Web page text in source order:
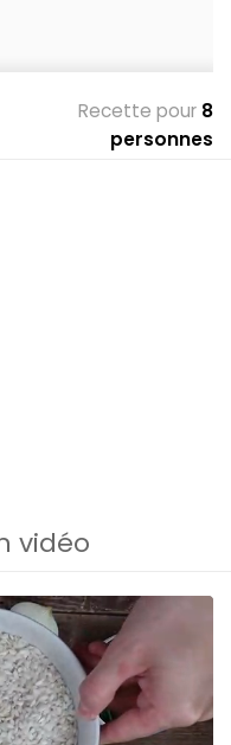
Recette pour 8
personnes
vidéo